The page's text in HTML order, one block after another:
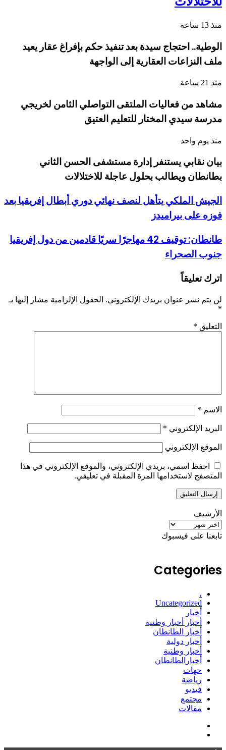
منذ 13 ساعة
الوطية.. احتجاج سيدة بعد تنفيذ حكم بإفراغ عقار يعيد
ملف النزاعات العقارية إلى الواجهة
منذ 21 ساعة
مشاهد من فعاليات الملتقى التواصلي الثامن لخريجي
مدرسة سيدي المختار للتعليم العتيق
منذ يوم واحد
بيان نقابي يستنفر إدارة مستشفى الحسن الثاني
بطانطان ويطالب بحلول عاجلة للاختلالات
الجيش الملكي يتأهل لنصف نهائي دوري أبطال إفريقيا بعد
فوزه على بيراميدز
طانطان: توقيف 42 مهاجرًا سريًا قادمين من دول إفريقيا
جنوب الصحراء
اترك تعليقاً
لن يتم نشر عنوان بريدك الإلكتروني. الحقول الإلزامية مشار إليها بـ
*
التعليق *
الاسم *
البريد الإلكتروني *
الموقع الإلكتروني
احفظ اسمي، بريدي الإلكتروني، والموقع الإلكتروني في هذا
المتصفح لاستخدامها المرة المقبلة في تعليقي.
الأرشيف
الأرشيف
تابعنا على فيسبوك
Categories
،
Uncategorized
أخبار
أخبار أخبار وطنية
أخبار الطانطان
أخبار دولية
أخبار وطنية
أخبارالطانطان
حهات
رياضة
فيديو
مجتمع
مقالات